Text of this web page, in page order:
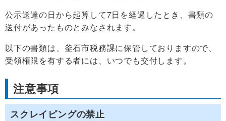
公示送達の日から起算して7日を経過したとき、書類の
送付があったものとみなされます。
以下の書類は、釜石市税務課に保管しておりますので、
受領権限を有する者には、いつでも交付します。
注意事項
スクレイピングの禁止